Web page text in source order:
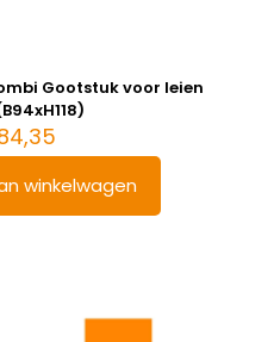
Gootstuk voor leien
winkelwagen